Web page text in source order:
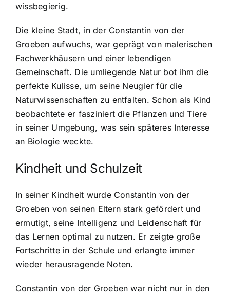
wissbegierig.
Die kleine Stadt, in der Constantin von der
Groeben aufwuchs, war geprägt von malerischen
Fachwerkhäusern und einer lebendigen
Gemeinschaft. Die umliegende Natur bot ihm die
perfekte Kulisse, um seine Neugier für die
Naturwissenschaften zu entfalten. Schon als Kind
beobachtete er fasziniert die Pflanzen und Tiere
in seiner Umgebung, was sein späteres Interesse
an Biologie weckte.
Kindheit und Schulzeit
In seiner Kindheit wurde Constantin von der
Groeben von seinen Eltern stark gefördert und
ermutigt, seine Intelligenz und Leidenschaft für
das Lernen optimal zu nutzen. Er zeigte große
Fortschritte in der Schule und erlangte immer
wieder herausragende Noten.
Constantin von der Groeben war nicht nur in den